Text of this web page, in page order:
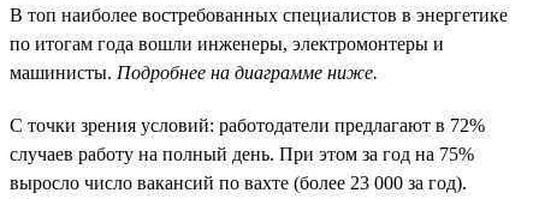
В топ наиболее востребованных специалистов в энергетике
по итогам года вошли инженеры, электромонтеры и
машинисты. Подробнее на диаграмме ниже.
С точки зрения условий: работодатели предлагают в 72%
случаев работу на полный день. При этом за год на 75%
выросло число вакансий по вахте (более 23 000 за год).